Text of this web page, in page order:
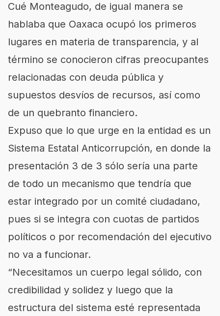
Cué Monteagudo, de igual manera se
hablaba que Oaxaca ocupó los primeros
lugares en materia de transparencia, y al
término se conocieron cifras preocupantes
relacionadas con deuda pública y
supuestos desvíos de recursos, así como
de un quebranto financiero.
Expuso que lo que urge en la entidad es un
Sistema Estatal Anticorrupción, en donde la
presentación 3 de 3 sólo sería una parte
de todo un mecanismo que tendría que
estar integrado por un comité ciudadano,
pues si se integra con cuotas de partidos
políticos o por recomendación del ejecutivo
no va a funcionar.
“Necesitamos un cuerpo legal sólido, con
credibilidad y solidez y luego que la
estructura del sistema esté representada